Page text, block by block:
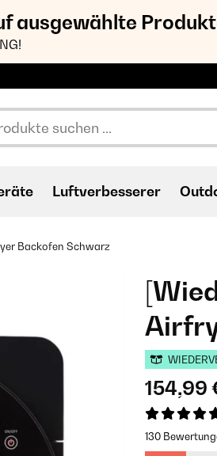
ausgewählte
Luftverbesserer
Backofen Schwarz
154,99
130